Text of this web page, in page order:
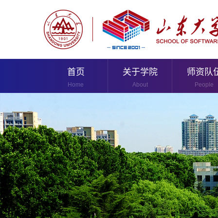
首页
Home
关于学院
About
师资队
People